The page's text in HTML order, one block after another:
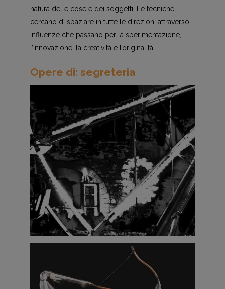
natura delle cose e dei soggetti. Le tecniche
cercano di spaziare in tutte le direzioni attraverso
influenze che passano per la sperimentazione,
l’innovazione, la creatività e l’originalità.
Opere di: segreteria